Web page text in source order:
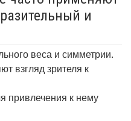
и
веса и симметрии.
взгляд зрителя к
привлечения к нему